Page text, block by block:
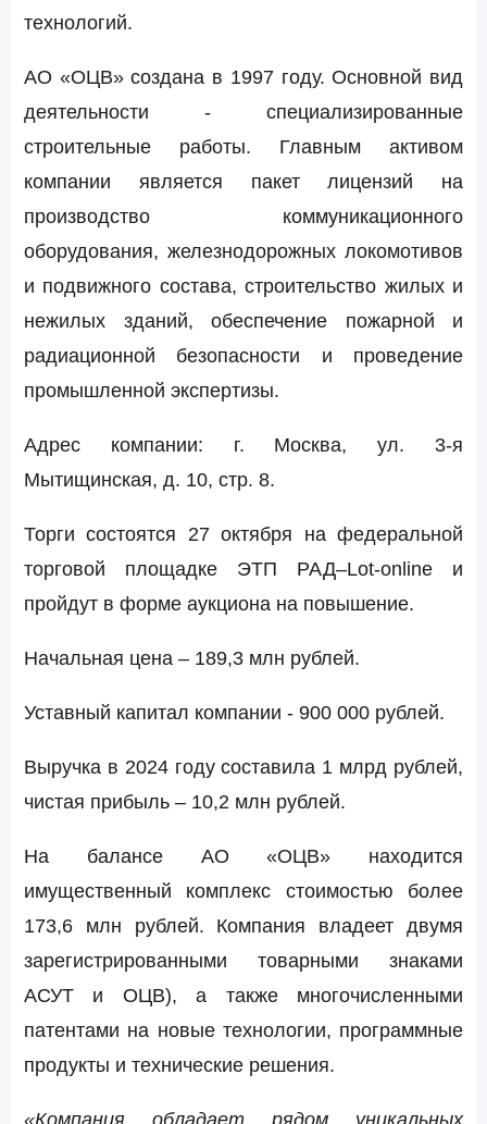
технологий.
АО «ОЦВ» создана в 1997 году. Основной вид
деятельности - специализированные
строительные работы. Главным активом
компании является пакет лицензий на
производство коммуникационного
оборудования, железнодорожных локомотивов
и подвижного состава, строительство жилых и
нежилых зданий, обеспечение пожарной и
радиационной безопасности и проведение
промышленной экспертизы.
Адрес компании: г. Москва, ул. 3-я
Мытищинская, д. 10, стр. 8.
Торги состоятся 27 октября на федеральной
торговой площадке ЭТП РАД–Lot-online и
пройдут в форме аукциона на повышение.
Начальная цена – 189,3 млн рублей.
Уставный капитал компании - 900 000 рублей.
Выручка в 2024 году составила 1 млрд рублей,
чистая прибыль – 10,2 млн рублей.
На балансе АО «ОЦВ» находится
имущественный комплекс стоимостью более
173,6 млн рублей. Компания владеет двумя
зарегистрированными товарными знаками
АСУТ и ОЦВ), а также многочисленными
патентами на новые технологии, программные
продукты и технические решения.
«Компания обладает рядом уникальных